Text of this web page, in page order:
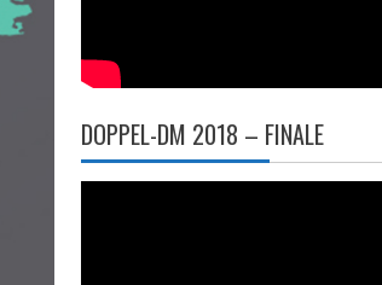
DOPPEL-DM 2018 – FINALE